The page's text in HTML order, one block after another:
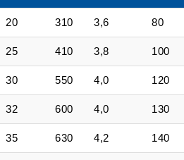
20 310 3,6 80
25 410 3,8 100
30 550 4,0 120
32 600 4,0 130
35 630 4,2 140